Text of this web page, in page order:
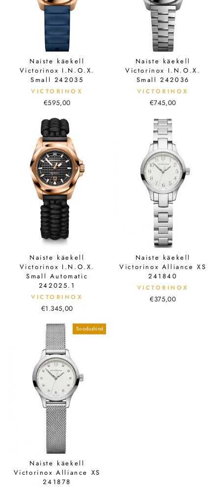
Naiste käekell
Victorinox I.N.O.X.
Small 242035
VICTORINOX
€595,00
Naiste käekell
Victorinox I.N.O.X.
Small 242036
VICTORINOX
€745,00
Naiste käekell
Victorinox I.N.O.X.
Small Automatic
242025.1
VICTORINOX
€1.345,00
Naiste käekell
Victorinox Alliance XS
241840
VICTORINOX
€375,00
Soodushind
Naiste käekell
Victorinox Alliance XS
241878